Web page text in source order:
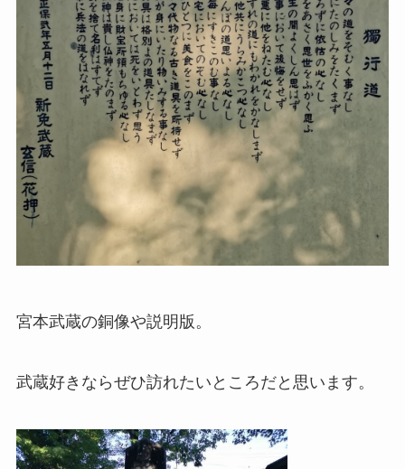
宮本武蔵の銅像や説明版。
武蔵好きならぜひ訪れたいところだと思います。